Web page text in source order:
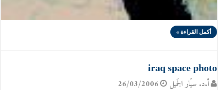
أكمل القراءة »
iraq space photo
أ.د. سيّار الجَميل 26/03/2006